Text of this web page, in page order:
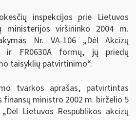
inspekcijos prie Lietuvos
ministerijos viršininko 2004 m.
Nr. VA-106 „Dėl Akcizų
ir FR0630A formų, jų priedų
taisyklių patvirtinimo“.
tvarkos aprašas, patvirtintas
finansų ministro 2002 m. birželio 5
Lietuvos Respublikos akcizų